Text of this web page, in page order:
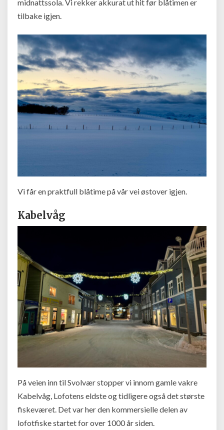
midnattssola. Vi rekker akkurat ut hit før blåtimen er
tilbake igjen.
Vi får en praktfull blåtime på vår vei østover igjen.
Kabelvåg
På veien inn til Svolvær stopper vi innom gamle vakre
Kabelvåg, Lofotens eldste og tidligere også det største
fiskeværet. Det var her den kommersielle delen av
lofotfiske startet for over 1000 år siden.